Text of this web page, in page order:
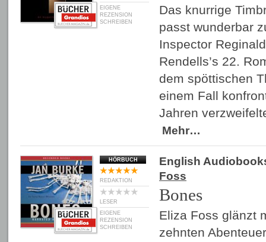
EIGENE
REZENSION
SCHREIBEN
Das knurrige
passt wunderbar
Inspector
Rendells’s 22.
dem spöttischen
einem Fall
Jahren
Mehr…
HÖRBUCH
REDAKTION
LESER
EIGENE
REZENSION
SCHREIBEN
English
Foss
Bones
Eliza Foss glänzt
zehnten